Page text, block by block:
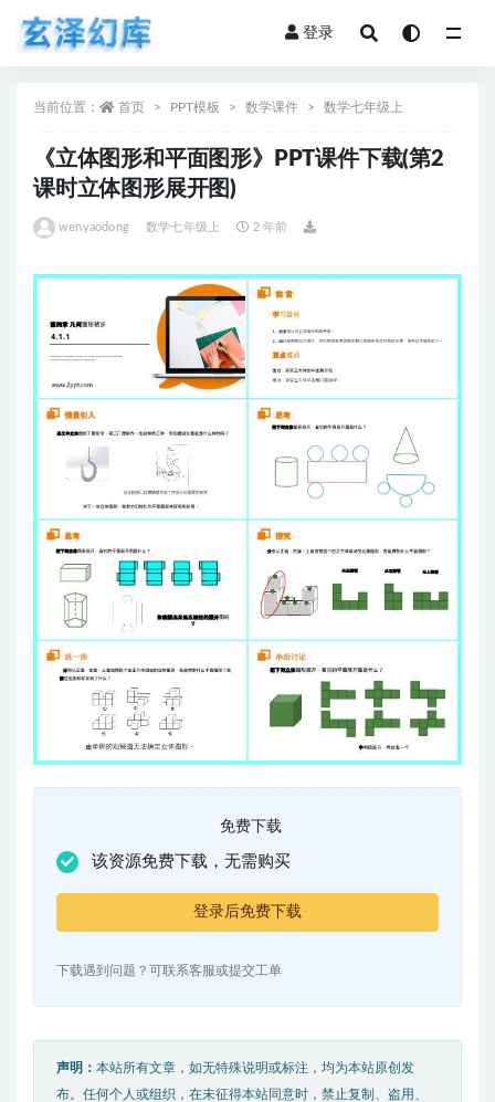
登录
当前位置： 首页 PPT模板 数学课件 数学七年级上
《立体图形和平面图形》PPT课件下载(第2
课时立体图形展开图)
wenyaodong 数学七年级上 2 年前
免费下载
该资源免费下载，无需购买
登录后免费下载
下载遇到问题？可联系客服或提交工单
声明： 本站所有文章，如无特殊说明或标注，均为本站原创发
布。任何个人或组织，在未征得本站同意时，禁止复制、盗用、